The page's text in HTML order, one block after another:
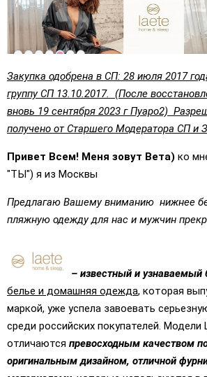
Закупка одобрена в СП: 28 июля 2017
группу СП 13.10.2017. (После
вновь 19 сентября 2023 г Пуаро2)
получено от Старшего Модератора СП и
Привет Всем! Меня зовут Вета) ко
"ТЫ") я из Москвы
Предлагаю Вашему вниманию нижнее
пляжную одежду для нас и мужчин
– известный и узнаваемый
белье и домашняя одежда, которая
маркой, уже успела завоевать
среди российских покупателей. Модели
отличаются превосходным качеством
оригинальным дизайном, отличной